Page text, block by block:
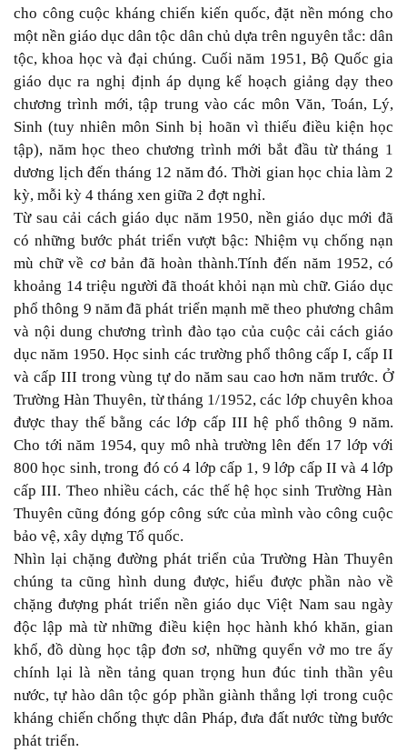
cho công cuộc kháng chiến kiến quốc, đặt nền móng cho
một nền giáo dục dân tộc dân chủ dựa trên nguyên tắc: dân
tộc, khoa học và đại chúng. Cuối năm 1951 , Bộ Quốc gia
giáo dục ra nghị định áp dụng kế hoạch giảng dạy theo
chương trình mới, tập trung vào các mônVăn, Toán,Lý,
Sinh (tuynhiên môn Sinh bị hoãn vì thiếu điều kiện học
tập), năm học theo chương trình mới bắt đầu từ tháng 1
dương lịch đến tháng 12 năm đó. Thời gian học chia làm 2
kỳ, mỗi kỳ 4 tháng xen giữa 2 đợt nghỉ.
Từ sau cải cách giáo dục năm 1950, nền giáo dục mới đã
có những bước phát triển vượt bậc: Nhiệm vụ chống nạn
mù chữ về cơ bản đã hoàn thành.Tính đến năm 1952, có
khoảng 14 triệu người đã thoát khỏi nạn mù chữ. Giáo dục
phổ thông 9 năm đã phát triển mạnh mẽ theo phương châm
và nội dung chương trình đào tạo của cuộc cải cách giáo
dục năm 1950. Học sinh các trường phổ thông cấp I, cấp II
và cấp III trong vùng tự do năm sau cao hơn năm trước. Ở
Trường Hàn Thuyên, từ tháng 1/1952, các lớp chuyên khoa
được thay thế bằng các lớp cấp III hệ phổ thông 9 năm.
Cho tới năm 1954, quy mô nhà trường lên đến 17 lớp với
800 học sinh, trong đó có 4 lớp cấp 1, 9 lớp cấp II và 4 lớp
cấp III. Theo nhiều cách, các thế hệ học sinh Trường Hàn
Thuyên cũng đóng góp công sức của mình vào công cuộc
bảo vệ, xây dựng Tổ quốc.
Nhìn lại chặng đường phát triển của Trường Hàn Thuyên
chúng ta cũng hình dung được, hiểu được phần nào về
chặng đượng phát triển nền giáo dục Việt Nam sau ngày
độc lập mà từ những điều kiện học hành khó khăn, gian
khổ, đồ dùng học tập đơn sơ, những quyển vở mo tre ấy
chính lại là nền tảng quan trọng hun đúc tinh thần yêu
nước, tự hào dân tộc góp phần giành thắng lợi trong cuộc
kháng chiến chống thực dân Pháp, đưa đất nước từng bước
phát triển.